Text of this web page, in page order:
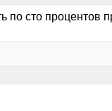
сто процентов